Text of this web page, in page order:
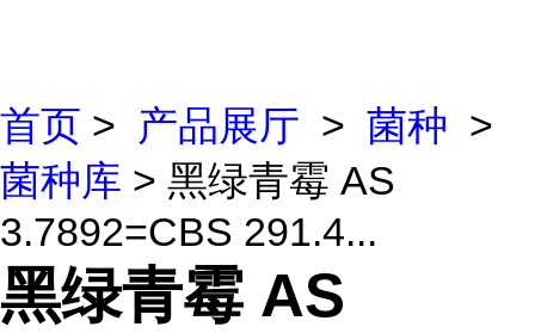
首页 > 产品展厅 > 菌种 >
菌种库 > 黑绿青霉 AS
3.7892=CBS 291.4...
黑绿青霉 AS